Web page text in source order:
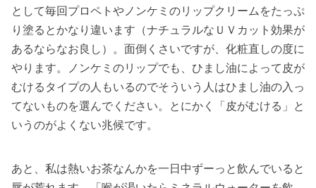
として毎回プロペトやノンケミのリップクリームをたっぷ
り塗るとかなり違います（ナチュラルなＵＶカット効果が
あるならなお良し）。面倒くさいですが、化粧直しの度に
やります。ノンケミのリップでも、ひまし油によって皮が
むけるタイプの人もいるのでそういう人はひまし油の入っ
てないものを選んでください。とにかく「皮がむける」と
いうのがよくない兆候です。
あと、私は熱いお茶なんかを一日中ずーっと飲んでいると